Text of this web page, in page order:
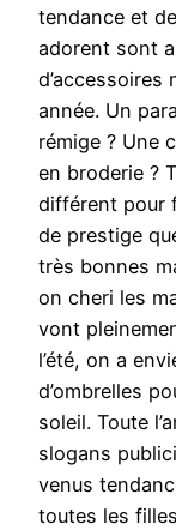
tendance et
adorent sont
d’accessoires
année. Un
rémige ? Une
en broderie ?
différent pour
de prestige
très bonnes
on cheri les
vont
l’été, on a
d’ombrelles
soleil. Toute
slogans
venus
toutes les